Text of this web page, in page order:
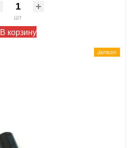
шт
В корзину
Jamicon